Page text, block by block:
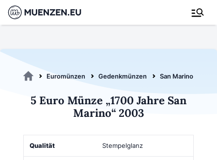
Euromünzen Gedenkmünzen San Marino 2003
5 Euro Münze „1700 Jahre San
Marino“ 2003
Qualität Ausgabepreis
Stempelglanz